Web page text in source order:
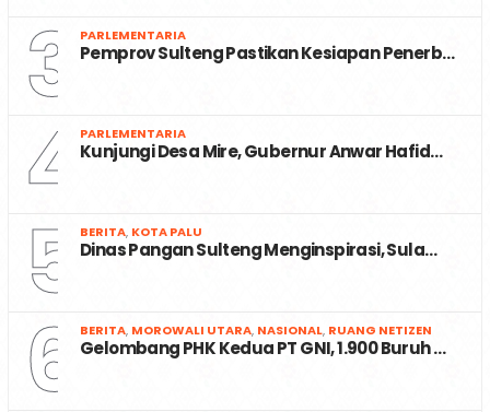
3 PARLEMENTARIA
Pemprov Sulteng Pastikan Kesiapan Penerb…
4 PARLEMENTARIA
Kunjungi Desa Mire, Gubernur Anwar Hafid…
5 BERITA, KOTA PALU
Dinas Pangan Sulteng Menginspirasi, Sula…
6 BERITA, MOROWALI UTARA, NASIONAL, RUANG NETIZEN
Gelombang PHK Kedua PT GNI, 1.900 Buruh …